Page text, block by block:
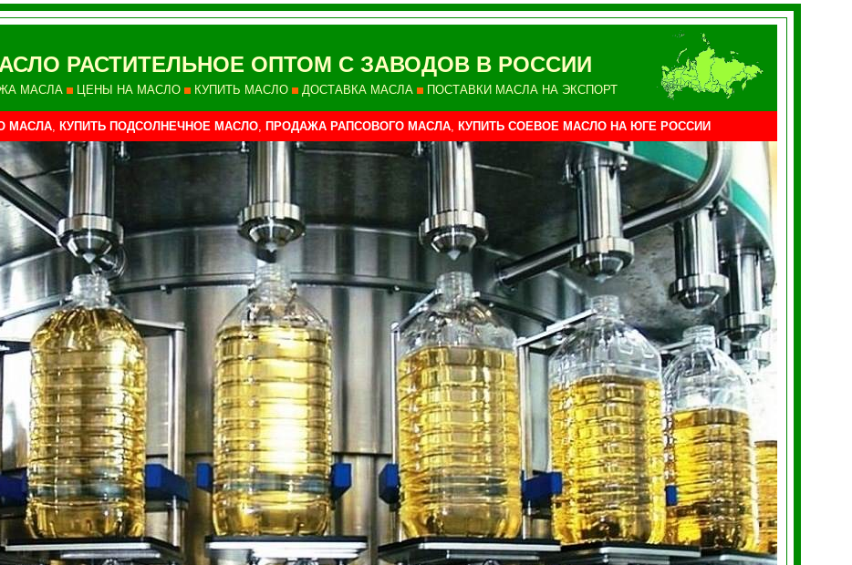
РАСТИТЕЛЬНОЕ ОПТОМ С ЗАВОДОВ В РОССИИ
МАСЛА ЦЕНЫ НА МАСЛО КУПИТЬ МАСЛО ДОСТАВКА МАСЛА ПОСТАВКИ МАСЛА НА ЭКСПОРТ
МАСЛА, КУПИТЬ ПОДСОЛНЕЧНОЕ МАСЛО, ПРОДАЖА РАПСОВОГО МАСЛА, КУПИТЬ СОЕВОЕ МАСЛО НА ЮГЕ РОССИИ